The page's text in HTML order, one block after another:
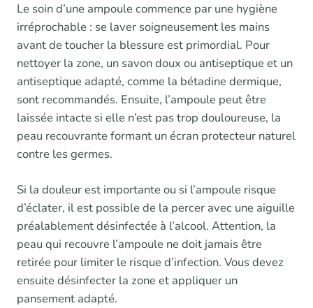
Le soin d’une ampoule commence par une hygiène
irréprochable : se laver soigneusement les mains
avant de toucher la blessure est primordial. Pour
nettoyer la zone, un savon doux ou antiseptique et un
antiseptique adapté, comme la bétadine dermique,
sont recommandés. Ensuite, l’ampoule peut être
laissée intacte si elle n’est pas trop douloureuse, la
peau recouvrante formant un écran protecteur naturel
contre les germes.
Si la douleur est importante ou si l’ampoule risque
d’éclater, il est possible de la percer avec une aiguille
préalablement désinfectée à l’alcool. Attention, la
peau qui recouvre l’ampoule ne doit jamais être
retirée pour limiter le risque d’infection. Vous devez
ensuite désinfecter la zone et appliquer un
pansement adapté.